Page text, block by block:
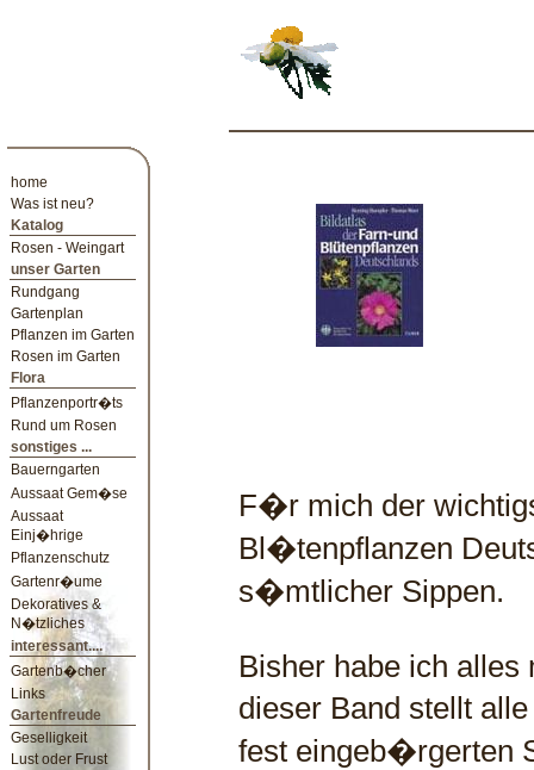
home
Was ist neu?
Katalog
Rosen - Weingart
unser Garten
Rundgang
Gartenplan
Pflanzen im Garten
Rosen im Garten
Flora
Pflanzenportr�ts
Rund um Rosen
sonstiges ...
Bauerngarten
Aussaat Gem�se
Aussaat
Einj�hrige
Pflanzenschutz
Gartenr�ume
Dekoratives &
N�tzliches
interessant....
Gartenb�cher
Links
Gartenfreude
Geselligkeit
Lust oder Frust
F�r mich der
Bl�tenpflanzen
s�mtlicher Sippen.
Bisher habe ich alles
dieser Band stellt
fest eingeb�rgerten